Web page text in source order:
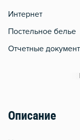
Интернет
Постельное белье
Отчетные
Описание